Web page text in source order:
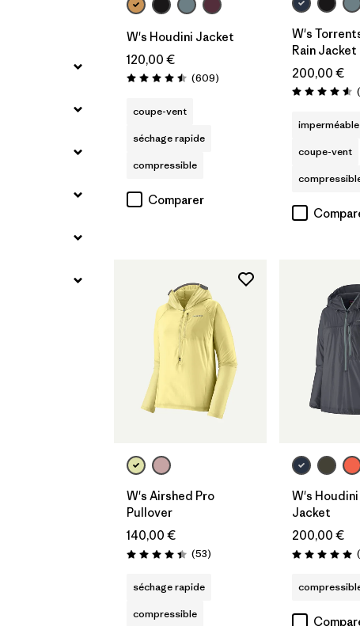
W's Houdini Jacket
120,00 €
Évaluation: 4.5 / 5
(609Avis
)
coupe-vent
séchage rapide
compressible
Comparer
W's
Rain Jacket
200,00 €
Évaluation:
imperméable
coupe-vent
W's Airshed Pro
Pullover
140,00 €
Évaluation: 4.4 / 5
(53Avis
)
séchage rapide
compressible
W's
Jacket
200,00 €
Évaluation: 5.0